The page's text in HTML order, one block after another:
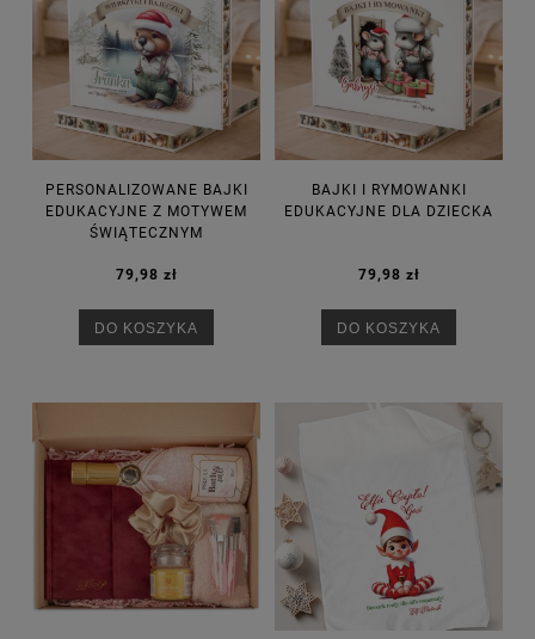
PERSONALIZOWANE BAJKI
EDUKACYJNE Z MOTYWEM
ŚWIĄTECZNYM
79,98 zł
DO KOSZYKA
BAJKI I RYMOWANKI
EDUKACYJNE DLA DZIECKA
79,98 zł
DO KOSZYKA